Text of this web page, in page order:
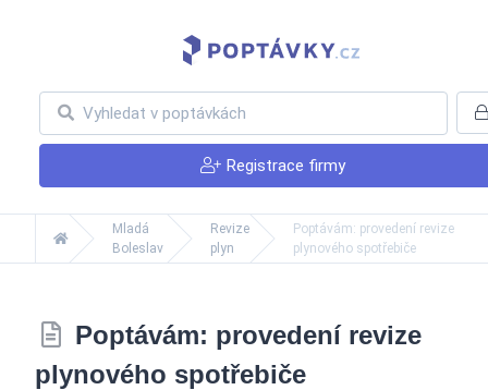
Registrace firmy
Mladá
Boleslav
Revize
plyn
Poptávám: provedení revize
plynového spotřebiče
Poptávám: provedení revize
plynového spotřebiče